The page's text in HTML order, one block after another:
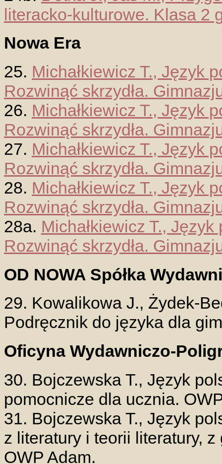
literacko-kulturowe. Klasa 2
Nowa Era
25. Michałkiewicz T., Język
Rozwinąć skrzydła.
26. Michałkiewicz T., Język
Rozwinąć skrzydła.
27. Michałkiewicz T., Język
Rozwinąć skrzydła.
28. Michałkiewicz T., Język
Rozwinąć skrzydła.
28a. Michałkiewicz T.,
Rozwinąć skrzydła.
OD NOWA Spółka
29. Kowalikowa J., Żydek-
Podręcznik do języka dla
Oficyna Wydawniczo-
30. Bojczewska T., Język
pomocnicze dla ucznia.
31. Bojczewska T., Język
z literatury i teorii literatury,
OWP Adam.